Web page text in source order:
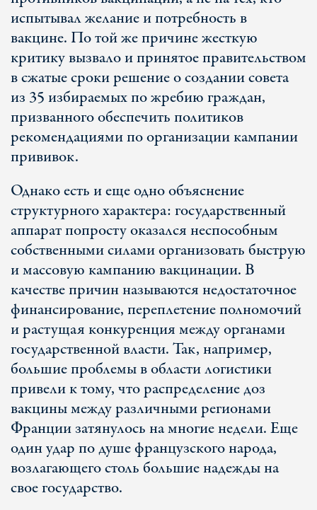
испытывал желание и потребность в
вакцине. По той же причине жесткую
критику вызвало и принятое правительством
в сжатые сроки решение о создании совета
из 35 избираемых по жребию граждан,
призванного обеспечить политиков
рекомендациями по организации кампании
прививок.
Однако есть и еще одно объяснение
структурного характера: государственный
аппарат попросту оказался неспособным
собственными силами организовать быструю
и массовую кампанию вакцинации. В
качестве причин называются недостаточное
финансирование, переплетение полномочий
и растущая конкуренция между органами
государственной власти. Так, например,
большие проблемы в области логистики
привели к тому, что распределение доз
вакцины между различными регионами
Франции затянулось на многие недели. Еще
один удар по душе французского народа,
возлагающего столь большие надежды на
свое государство.